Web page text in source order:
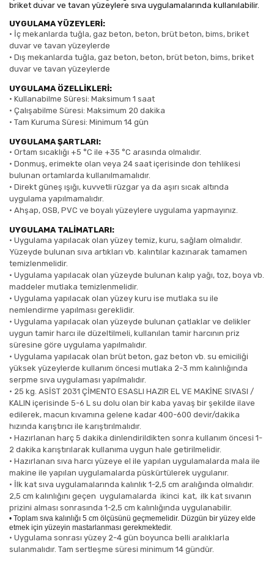
briket duvar ve tavan yüzeylere sıva uygulamalarında kullanılabilir.
UYGULAMA YÜZEYLERİ:
• İç mekanlarda tuğla, gaz beton, beton, brüt beton, bims, briket
duvar ve tavan yüzeylerde
• Dış mekanlarda tuğla, gaz beton, beton, brüt beton, bims, briket
duvar ve tavan yüzeylerde
UYGULAMA ÖZELLİKLERİ:
• Kullanabilme Süresi: Maksimum 1 saat
• Çalışabilme Süresi: Maksimum 20 dakika
• Tam Kuruma Süresi: Minimum 14 gün
UYGULAMA ŞARTLARI:
• Ortam sıcaklığı +5 °C ile +35 °C arasında olmalıdır.
• Donmuş, erimekte olan veya 24 saat içerisinde don tehlikesi
bulunan ortamlarda kullanılmamalıdır.
• Direkt güneş ışığı, kuvvetli rüzgar ya da aşırı sıcak altında
uygulama yapılmamalıdır.
• Ahşap, OSB, PVC ve boyalı yüzeylere uygulama yapmayınız.
UYGULAMA TALİMATLARI:
• Uygulama yapılacak olan yüzey temiz, kuru, sağlam olmalıdır.
Yüzeyde bulunan sıva artıkları vb. kalıntılar kazınarak tamamen
temizlenmelidir.
• Uygulama yapılacak olan yüzeyde bulunan kalıp yağı, toz, boya vb.
maddeler mutlaka temizlenmelidir.
• Uygulama yapılacak olan yüzey kuru ise mutlaka su ile
nemlendirme yapılması gereklidir.
• Uygulama yapılacak olan yüzeyde bulunan çatlaklar ve delikler
uygun tamir harcı ile düzeltilmeli, kullanılan tamir harcının priz
süresine göre uygulama yapılmalıdır.
• Uygulama yapılacak olan brüt beton, gaz beton vb. su emiciliği
yüksek yüzeylerde kullanım öncesi mutlaka 2-3 mm kalınlığında
serpme sıva uygulaması yapılmalıdır.
• 25 kg. ASİST 2031 ÇİMENTO ESASLI HAZIR EL VE MAKİNE SIVASI /
KALIN içerisinde 5-6 L su dolu olan bir kaba yavaş bir şekilde ilave
edilerek, macun kıvamına gelene kadar 400-600 devir/dakika
hızında karıştırıcı ile karıştırılmalıdır.
• Hazırlanan harç 5 dakika dinlendirildikten sonra kullanım öncesi 1-
2 dakika karıştırılarak kullanıma uygun hale getirilmelidir.
• Hazırlanan sıva harcı yüzeye el ile yapılan uygulamalarda mala ile
makine ile yapılan uygulamalarda püskürtülerek uygulanır.
• İlk kat sıva uygulamalarında kalınlık 1-2,5 cm aralığında olmalıdır.
2,5 cm kalınlığını geçen uygulamalarda ikinci kat, ilk kat sıvanın
prizini alması sonrasında 1-2,5 cm kalınlığında uygulanabilir.
• Toplam sıva kalınlığı 5 cm ölçüsünü geçmemelidir. Düzgün bir yüzey elde
etmek için yüzeyin mastarlanması gerekmektedir.
• Uygulama sonrası yüzey 2-4 gün boyunca belli aralıklarla
sulanmalıdır. Tam sertleşme süresi minimum 14 gündür.